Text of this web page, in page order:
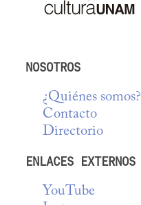
NOSOTROS
¿Quiénes somos?
Contacto
Directorio
ENLACES EXTERNOS
YouTube